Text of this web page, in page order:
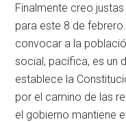
Finalmente creo
para este 8 de
convocar a la
social, pacífica, es un
establece la
por el camino de las
el gobierno mantiene